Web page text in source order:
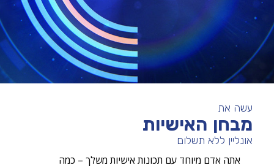
עשה את
מבחן האישיות
אונליין ללא תשלום
אתה אדם מיוחד עם תכונות אישיות משלך – כמה